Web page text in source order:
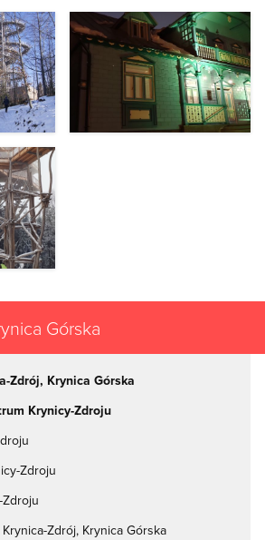
Górska
Zdrój, Krynica Górska
Krynicy-Zdroju
Zdroju
Zdrój, Krynica Górska